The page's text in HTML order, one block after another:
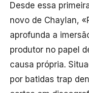
Desde essa
novo de Chaylan,
aprofunda a
produtor no papel
causa própria.
por batidas trap